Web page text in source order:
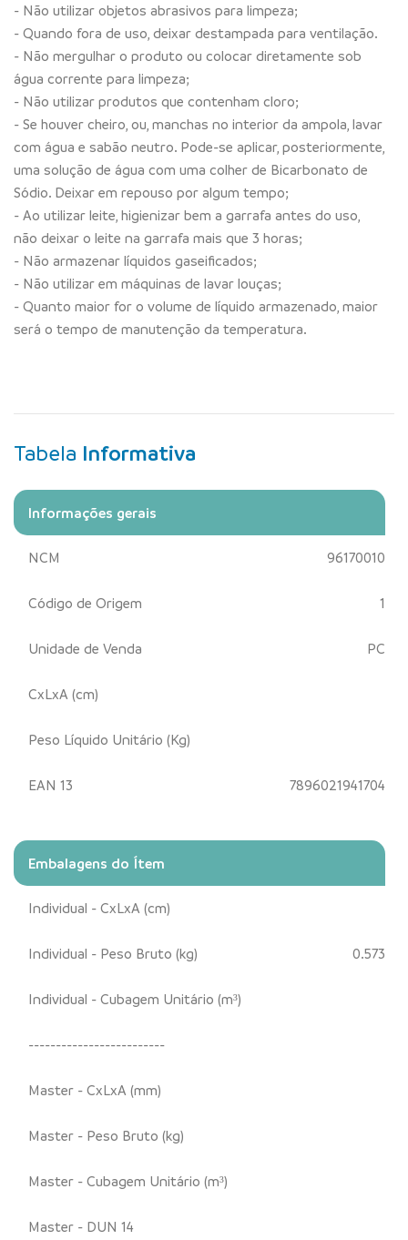
- Não utilizar objetos abrasivos para limpeza;
- Quando fora de uso, deixar destampada para ventilação.
- Não mergulhar o produto ou colocar diretamente sob
água corrente para limpeza;
- Não utilizar produtos que contenham cloro;
- Se houver cheiro, ou, manchas no interior da ampola, lavar
com água e sabão neutro. Pode-se aplicar, posteriormente,
uma solução de água com uma colher de Bicarbonato de
Sódio. Deixar em repouso por algum tempo;
- Ao utilizar leite, higienizar bem a garrafa antes do uso,
não deixar o leite na garrafa mais que 3 horas;
- Não armazenar líquidos gaseificados;
- Não utilizar em máquinas de lavar louças;
- Quanto maior for o volume de líquido armazenado, maior
será o tempo de manutenção da temperatura.
Tabela Informativa
Informações gerais
NCM 96170010
Código de Origem 1
Unidade de Venda PC
CxLxA (cm)
Peso Líquido Unitário (Kg)
EAN 13 7896021941704
Embalagens do Ítem
Individual - CxLxA (cm)
Individual - Peso Bruto (kg) 0.573
Individual - Cubagem Unitário (m³)
-------------------------
Master - CxLxA (mm)
Master - Peso Bruto (kg)
Master - Cubagem Unitário (m³)
Master - DUN 14